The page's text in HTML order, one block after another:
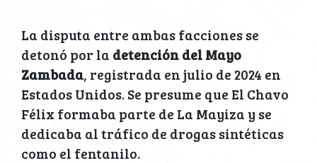
La disputa entre ambas facciones se
detonó por la detención del Mayo
Zambada, registrada en julio de 2024 en
Estados Unidos. Se presume que El Chavo
Félix formaba parte de La Mayiza y se
dedicaba al tráfico de drogas sintéticas
como el fentanilo.